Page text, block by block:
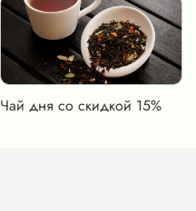
Чай дня со скидкой 15%